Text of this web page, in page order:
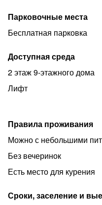
Парковочные места
Бесплатная парковка
Доступная среда
2 этаж 9-этажного дома
Лифт
Правила проживания
Можно с небольшими
Без вечеринок
Есть место для курения
Сроки, заселение и